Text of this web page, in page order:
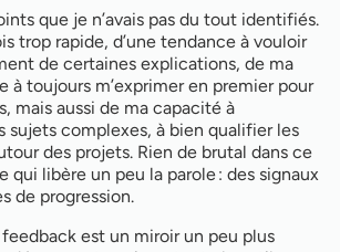
que je n’avais pas du tout identifiés.
trop rapide, d’une tendance à vouloir
de certaines explications, de ma
à toujours m’exprimer en premier pour
mais aussi de ma capacité à
sujets complexes, à bien qualifier les
des projets. Rien de brutal dans ce
qui libère un peu la parole : des signaux
de progression.
est un miroir un peu plus